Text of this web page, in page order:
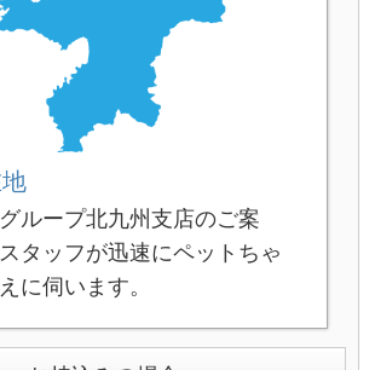
ループ北九州支店のご案
タッフが迅速にペットちゃ
に伺います。